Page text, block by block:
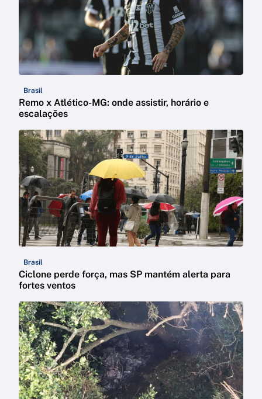
Brasil
Remo x Atlético-MG: onde assistir, horário e
escalações
Brasil
Ciclone perde força, mas SP mantém alerta para
fortes ventos